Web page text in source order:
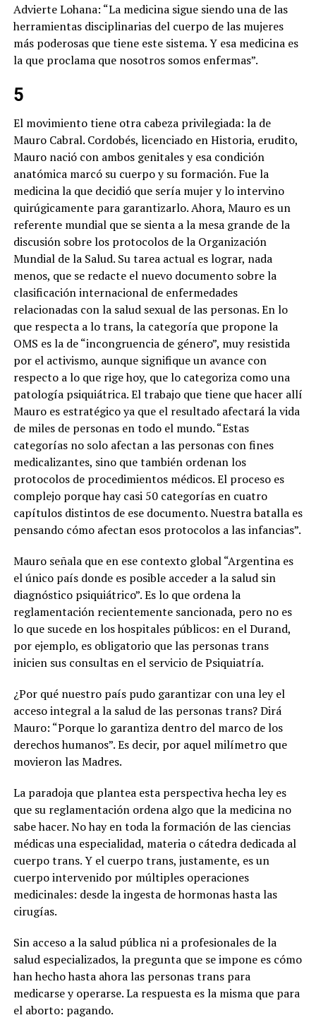
Advierte Lohana: “La medicina sigue siendo una de las
herramientas disciplinarias del cuerpo de las mujeres
más poderosas que tiene este sistema. Y esa medicina es
la que proclama que nosotros somos enfermas”.
5
El movimiento tiene otra cabeza privilegiada: la de
Mauro Cabral. Cordobés, licenciado en Historia, erudito,
Mauro nació con ambos genitales y esa condición
anatómica marcó su cuerpo y su formación. Fue la
medicina la que decidió que sería mujer y lo intervino
quirúgicamente para garantizarlo. Ahora, Mauro es un
referente mundial que se sienta a la mesa grande de la
discusión sobre los protocolos de la Organización
Mundial de la Salud. Su tarea actual es lograr, nada
menos, que se redacte el nuevo documento sobre la
clasificación internacional de enfermedades
relacionadas con la salud sexual de las personas. En lo
que respecta a lo trans, la categoría que propone la
OMS es la de “incongruencia de género”, muy resistida
por el activismo, aunque signifique un avance con
respecto a lo que rige hoy, que lo categoriza como una
patología psiquiátrica. El trabajo que tiene que hacer allí
Mauro es estratégico ya que el resultado afectará la vida
de miles de personas en todo el mundo. “Estas
categorías no solo afectan a las personas con fines
medicalizantes, sino que también ordenan los
protocolos de procedimientos médicos. El proceso es
complejo porque hay casi 50 categorías en cuatro
capítulos distintos de ese documento. Nuestra batalla es
pensando cómo afectan esos protocolos a las infancias”.
Mauro señala que en ese contexto global “Argentina es
el único país donde es posible acceder a la salud sin
diagnóstico psiquiátrico”. Es lo que ordena la
reglamentación recientemente sancionada, pero no es
lo que sucede en los hospitales públicos: en el Durand,
por ejemplo, es obligatorio que las personas trans
inicien sus consultas en el servicio de Psiquiatría.
¿Por qué nuestro país pudo garantizar con una ley el
acceso integral a la salud de las personas trans? Dirá
Mauro: “Porque lo garantiza dentro del marco de los
derechos humanos”. Es decir, por aquel milímetro que
movieron las Madres.
La paradoja que plantea esta perspectiva hecha ley es
que su reglamentación ordena algo que la medicina no
sabe hacer. No hay en toda la formación de las ciencias
médicas una especialidad, materia o cátedra dedicada al
cuerpo trans. Y el cuerpo trans, justamente, es un
cuerpo intervenido por múltiples operaciones
medicinales: desde la ingesta de hormonas hasta las
cirugías.
Sin acceso a la salud pública ni a profesionales de la
salud especializados, la pregunta que se impone es cómo
han hecho hasta ahora las personas trans para
medicarse y operarse. La respuesta es la misma que para
el aborto: pagando.